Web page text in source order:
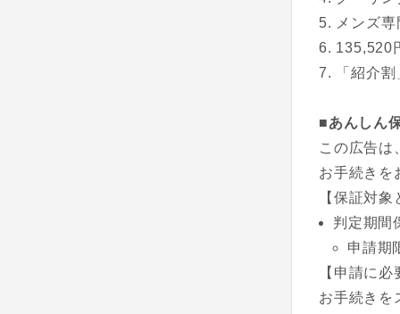
メンズ
135,520
「紹介
■あんしん
この広告は
お手続きを
【保証対
判定期間
申請期
【申請に
お手続きを